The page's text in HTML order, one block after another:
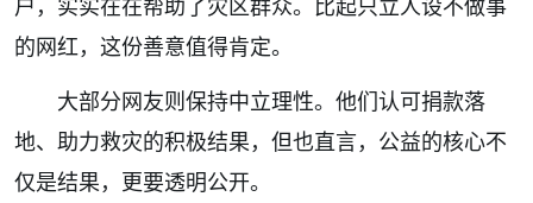
户，实实在在帮助了灾区群众。比起只立人设不做事
的网红，这份善意值得肯定。
大部分网友则保持中立理性。他们认可捐款落
地、助力救灾的积极结果，但也直言，公益的核心不
仅是结果，更要透明公开。